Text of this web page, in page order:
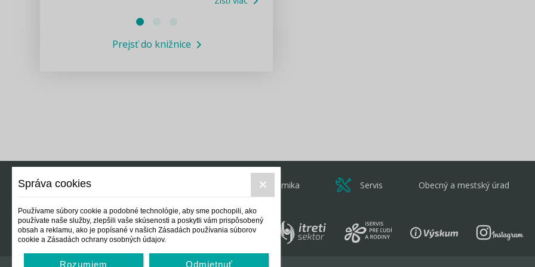
Informácie COVID19
Prejsť do knižnice
Ekonomika Servis Obecný a mestský úrad
Správa cookies
Používame súbory cookie a podobné technológie, aby sme pochopili, ako
používate naše služby, zlepšili vaše skúsenosti a poskytli vám prispôsobený
obsah a reklamu, ako je popísané v našich Zásadách používania súborov
cookie a Zásadách ochrany osobných údajov.
Rozumiem Odmietnuť